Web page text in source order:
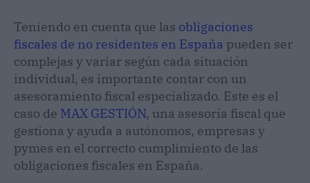
Teniendo en cuenta que las obligaciones
fiscales de no residentes en España pueden ser
complejas y variar según cada situación
individual, es importante contar con un
asesoramiento fiscal especializado. Este es el
caso de MAX GESTIÓN, una asesoría fiscal que
gestiona y ayuda a autónomos, empresas y
pymes en el correcto cumplimiento de las
obligaciones fiscales en España.